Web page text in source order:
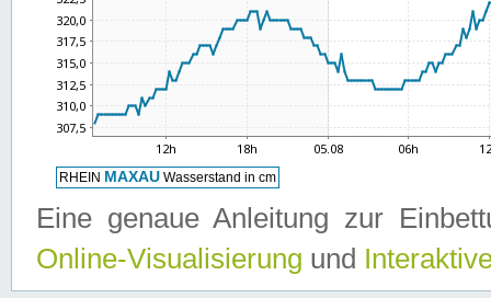
Eine genaue Anleitung zur
Online-Visualisierung und